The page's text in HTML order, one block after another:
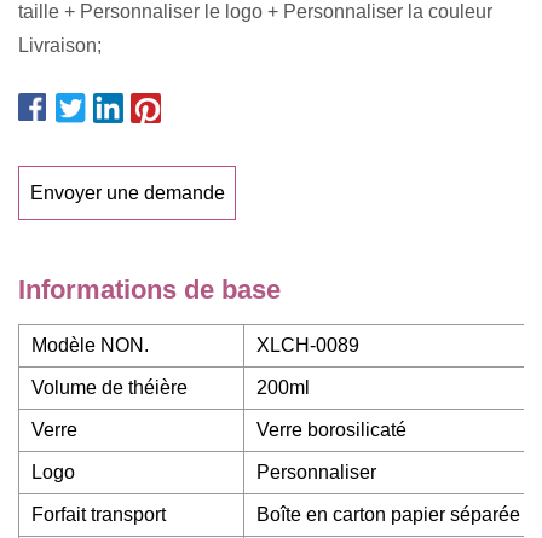
taille + Personnaliser le logo + Personnaliser la couleur
Livraison;
Envoyer une demande
Informations de base
Modèle NON. XLCH-0089
Volume de théière 200ml
Verre Verre borosilicaté
Logo Personnaliser
Forfait transport Boîte en carton papier séparée